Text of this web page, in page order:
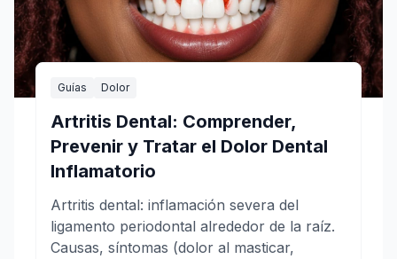
Guías Dolor
Artritis Dental: Comprender,
Prevenir y Tratar el Dolor Dental
Inflamatorio
Artritis dental: inflamación severa del
ligamento periodontal alrededor de la raíz.
Causas, síntomas (dolor al masticar,